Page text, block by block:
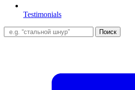
Testimonials
Поиск